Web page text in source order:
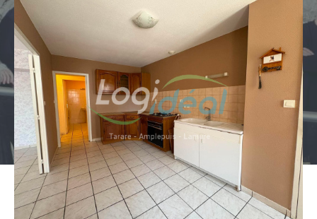
Location
Type de bien
Type de bien
Budget